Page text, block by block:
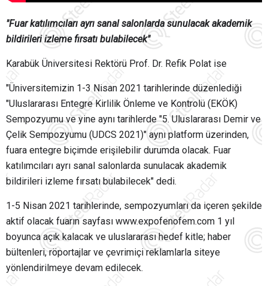
"Fuar katılımcıları ayrı sanal salonlarda sunulacak akademik
bildirileri izleme fırsatı bulabilecek"
Karabük Üniversitesi Rektörü Prof. Dr. Refik Polat ise
"Üniversitemizin 1-3 Nisan 2021 tarihlerinde düzenlediği
"Uluslararası Entegre Kirlilik Önleme ve Kontrolü (EKÖK)
Sempozyumu ve yine aynı tarihlerde "5. Uluslararası Demir ve
Çelik Sempozyumu (UDCS 2021)" aynı platform üzerinden,
fuara entegre biçimde erişilebilir durumda olacak. Fuar
katılımcıları ayrı sanal salonlarda sunulacak akademik
bildirileri izleme fırsatı bulabilecek" dedi.
1-5 Nisan 2021 tarihlerinde, sempozyumları da içeren şekilde
aktif olacak fuarın sayfası www.expofenofem.com 1 yıl
boyunca açık kalacak ve uluslararası hedef kitle; haber
bültenleri, röportajlar ve çevrimiçi reklamlarla siteye
yönlendirilmeye devam edilecek.